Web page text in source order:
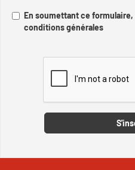
En soumettant ce
conditions générales